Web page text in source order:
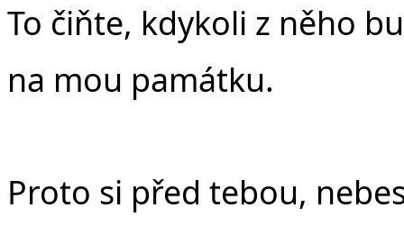
To čiňte, kdykoli z něho
na mou památku.
Proto si před tebou,